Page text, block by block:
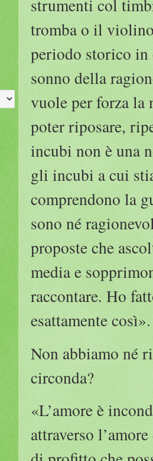
strumenti col
tromba o il
periodo storico
sonno della
vuole per forza la
poter riposare,
incubi non è una
gli incubi a cui
comprendono la
sono né
proposte che
media e
raccontare. Ho
esattamente così».
Non abbiamo né
circonda?
«L’amore è
attraverso